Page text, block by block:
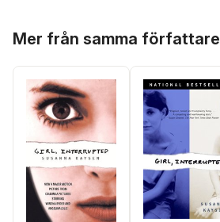
Mer från samma författare